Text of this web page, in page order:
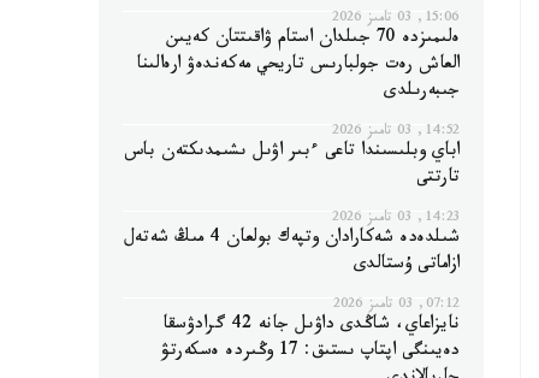
15:06, 03 تامىز 2026
ەلىمىزدە 70 جىلدان استام ۋاقىتتان كەيىن
العاش رەت جولبارىس تاريحي مەكەندەۋ ارەالىنا
جىبەرىلدى
14:52, 03 تامىز 2026
اباي وبلىسىندا تاعى ءبىر اۋىل ىشىمدىكتەن باس
تارتتى
14:23, 03 تامىز 2026
شىلدەدە شەكارادان وتپەك بولعان 4 مىڭ شەتەل
ازاماتى ۇستالدى
07:12, 03 تامىز 2026
نايزاعاي، شاڭدى داۋىل جانە 42 گرادۋسقا
دەيىنگى اپتاپ ىستىق: 17 وڭىردە ەسكەرتۋ